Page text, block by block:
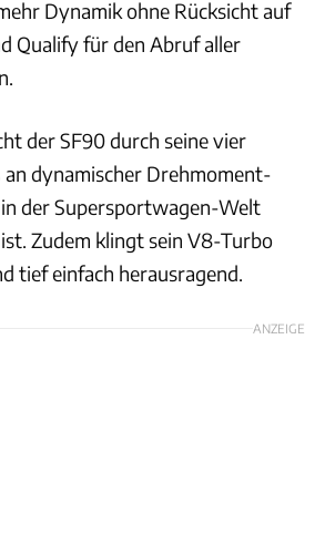
Dynamik ohne Rücksicht auf
Qualify für den Abruf aller
der SF90 durch seine vier
dynamischer Drehmoment-
der Supersportwagen-Welt
Zudem klingt sein V8-Turbo
tief einfach herausragend.
ANZEIGE